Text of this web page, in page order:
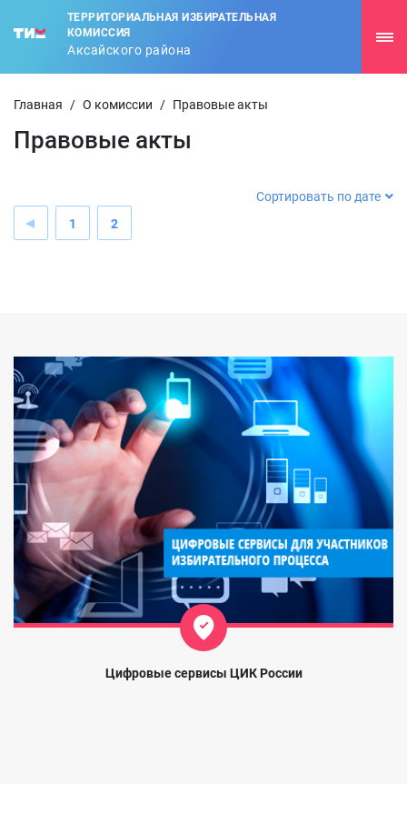
ТЕРРИТОРИАЛЬНАЯ ИЗБИРАТЕЛЬНАЯ
КОМИССИЯ
Аксайского района
Главная / О комиссии / Правовые акты
Правовые акты
Сортировать по дате
1
2
Цифровые сервисы ЦИК России